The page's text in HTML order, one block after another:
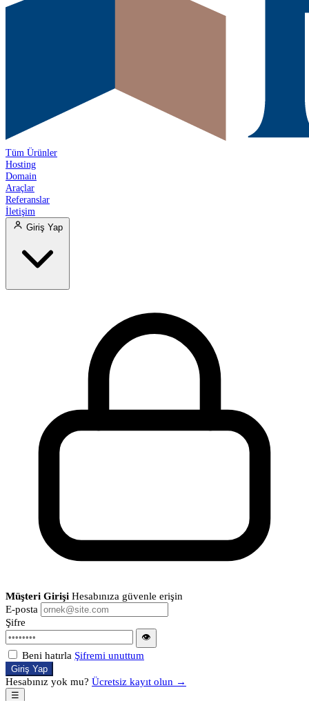
Tüm Ürünler
Hosting
Domain
Araçlar
Referanslar
İletişim
Giriş Yap
Müşteri Girişi Hesabınıza güvenle erişin
E-posta
Şifre
👁
Beni hatırla Şifremi unuttum
Giriş Yap
Hesabınız yok mu? Ücretsiz kayıt olun →
☰